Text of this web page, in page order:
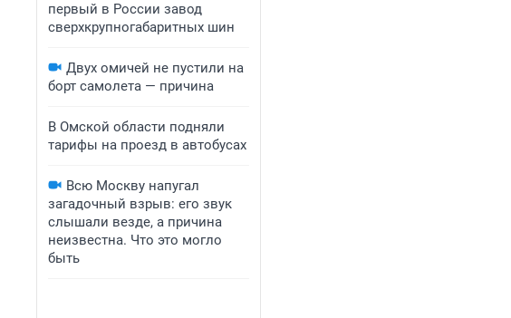
первый в России завод
сверхкрупногабаритных шин
Двух омичей не пустили на
борт самолета — причина
В Омской области подняли
тарифы на проезд в автобусах
Всю Москву напугал
загадочный взрыв: его звук
слышали везде, а причина
неизвестна. Что это могло
быть